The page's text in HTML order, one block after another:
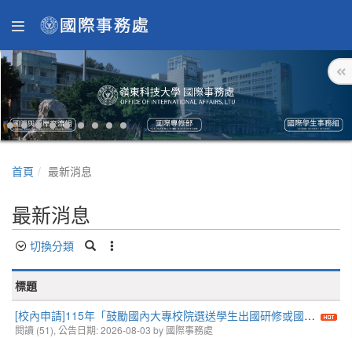
首頁 最新消息
最新消息
切換分類
標題
[校內申請]115年「鼓勵國內大專校院選送學生出國研修或國外專業實習」學海惜珠、學海築夢及新南向學海築夢計畫申請-第2次甄選
閱讀 (51), 公告日期: 2026-08-03 by 國際事務處